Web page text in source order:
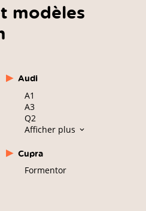
modèles
Audi
A1
A3
Q2
Afficher plus
Cupra
Formentor